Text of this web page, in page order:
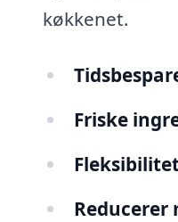
køkkenet.
Friske
Reducerer